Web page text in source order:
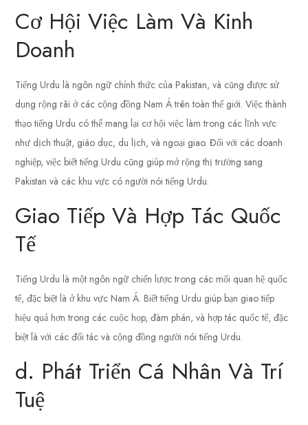
Cơ Hội Việc Làm Và Kinh
Doanh
Tiếng Urdu là ngôn ngữ chính thức của Pakistan, và cũng được sử
dụng rộng rãi ở các cộng đồng Nam Á trên toàn thế giới. Việc thành
thạo tiếng Urdu có thể mang lại cơ hội việc làm trong các lĩnh vực
như dịch thuật, giáo dục, du lịch, và ngoại giao. Đối với các doanh
nghiệp, việc biết tiếng Urdu cũng giúp mở rộng thị trường sang
Pakistan và các khu vực có người nói tiếng Urdu.
Giao Tiếp Và Hợp Tác Quốc
Tế
Tiếng Urdu là một ngôn ngữ chiến lược trong các mối quan hệ quốc
tế, đặc biệt là ở khu vực Nam Á. Biết tiếng Urdu giúp bạn giao tiếp
hiệu quả hơn trong các cuộc họp, đàm phán, và hợp tác quốc tế, đặc
biệt là với các đối tác và cộng đồng người nói tiếng Urdu.
d. Phát Triển Cá Nhân Và Trí
Tuệ